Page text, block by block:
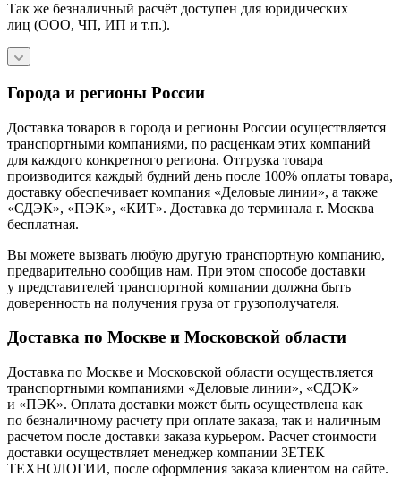
Так же безналичный расчёт доступен для юридических
лиц (ООО, ЧП, ИП и т.п.).
Города и регионы России
Доставка товаров в города и регионы России осуществляется
транспортными компаниями, по расценкам этих компаний
для каждого конкретного региона. Отгрузка товара
производится каждый будний день после 100% оплаты товара,
доставку обеспечивает компания «Деловые линии», а также
«СДЭК», «ПЭК», «КИТ». Доставка до терминала г. Москва
бесплатная.
Вы можете вызвать любую другую транспортную компанию,
предварительно сообщив нам. При этом способе доставки
у представителей транспортной компании должна быть
доверенность на получения груза от грузополучателя.
Доставка по Москве и Московской области
Доставка по Москве и Московской области осуществляется
транспортными компаниями «Деловые линии», «СДЭК»
и «ПЭК». Оплата доставки может быть осуществлена как
по безналичному расчету при оплате заказа, так и наличным
расчетом после доставки заказа курьером. Расчет стоимости
доставки осуществляет менеджер компании ЗЕТЕК
ТЕХНОЛОГИИ, после оформления заказа клиентом на сайте.